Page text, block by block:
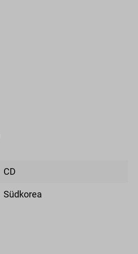
CD
Südkorea